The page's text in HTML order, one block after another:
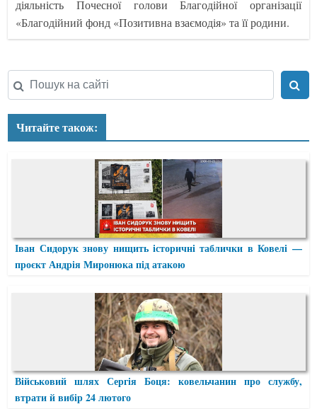
діяльність Почесної голови Благодійної організації
«Благодійний фонд «Позитивна взаємодія» та її родини.
Читайте також:
Іван Сидорук знову нищить історичні таблички в Ковелі —
проєкт Андрія Миронюка під атакою
Військовий шлях Сергія Боця: ковельчанин про службу,
втрати й вибір 24 лютого